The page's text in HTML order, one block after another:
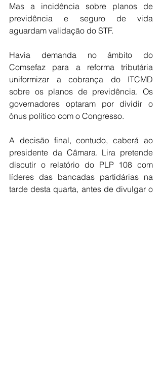
Mas a incidência sobre planos de
previdência e seguro de vida
aguardam validação do STF.
Havia demanda no âmbito do
Comsefaz para a reforma tributária
uniformizar a cobrança do ITCMD
sobre os planos de previdência. Os
governadores optaram por dividir o
ônus político com o Congresso.
A decisão final, contudo, caberá ao
presidente da Câmara. Lira pretende
discutir o relatório do PLP 108 com
líderes das bancadas partidárias na
tarde desta quarta, antes de divulgar o